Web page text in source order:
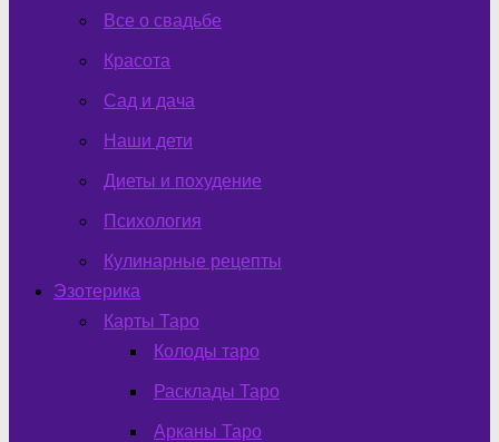
Все о свадьбе
Красота
Сад и дача
Наши дети
Диеты и похудение
Психология
Кулинарные рецепты
Эзотерика
Карты Таро
Колоды таро
Расклады Таро
Арканы Таро